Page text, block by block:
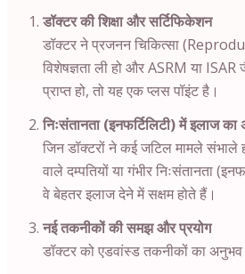
डॉक्टर की शिक्षा और सर्टिफिकेशन
डॉक्टर ने प्रजनन चिकित्सा
विशेषज्ञता ली हो और ASRM या
प्राप्त हो, तो यह एक प्लस पॉइंट है।
निःसंतानता (इनफर्टिलिटी) में इलाज
जिन डॉक्टरों ने कई जटिल मामले
वाले दम्पतियों या गंभीर निःसंतानता
वे बेहतर इलाज देने में सक्षम होते हैं।
नई तकनीकों की समझ और प्रयोग
डॉक्टर को एडवांस्ड तकनीकों का अनुभव